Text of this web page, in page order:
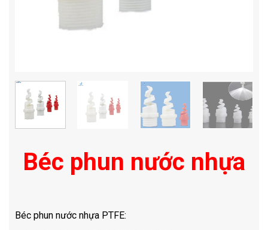
Béc phun nước nhựa
Béc phun nước nhựa PTFE: